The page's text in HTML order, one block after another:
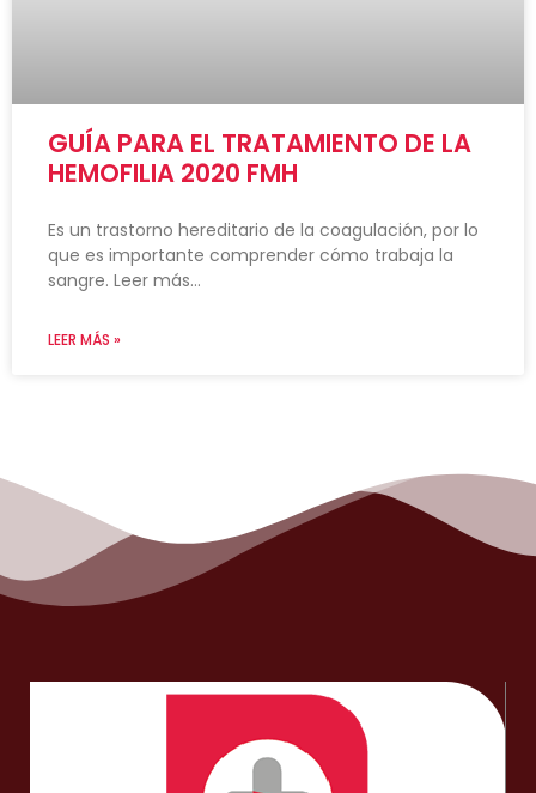
GUÍA PARA EL TRATAMIENTO DE LA
HEMOFILIA 2020 FMH
Es un trastorno hereditario de la coagulación, por lo
que es importante comprender cómo trabaja la
sangre. Leer más…
LEER MÁS »